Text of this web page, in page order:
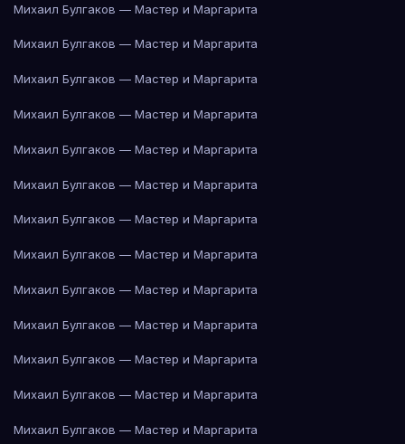
Михаил Булгаков — Мастер и Маргарита
Михаил Булгаков — Мастер и Маргарита
Михаил Булгаков — Мастер и Маргарита
Михаил Булгаков — Мастер и Маргарита
Михаил Булгаков — Мастер и Маргарита
Михаил Булгаков — Мастер и Маргарита
Михаил Булгаков — Мастер и Маргарита
Михаил Булгаков — Мастер и Маргарита
Михаил Булгаков — Мастер и Маргарита
Михаил Булгаков — Мастер и Маргарита
Михаил Булгаков — Мастер и Маргарита
Михаил Булгаков — Мастер и Маргарита
Михаил Булгаков — Мастер и Маргарита